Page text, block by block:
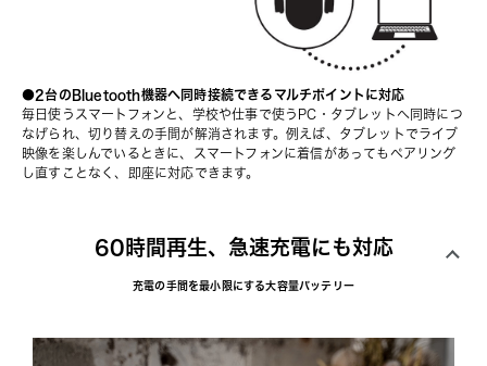
●2台のBluetooth機器へ同時接続できるマルチポイントに対応
毎日使うスマートフォンと、学校や仕事で使うPC・タブレットへ同時につ
なげられ、切り替えの手間が解消されます。例えば、タブレットでライブ
映像を楽しんでいるときに、スマートフォンに着信があってもペアリング
し直すことなく、即座に対応できます。
60時間再生、急速充電にも対応
充電の手間を最小限にする大容量バッテリー